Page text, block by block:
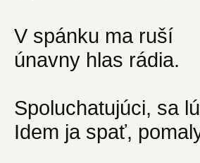
V spánku ma ruší
únavny hlas rádia.
Spoluchatujúci, sa
Idem ja spať,